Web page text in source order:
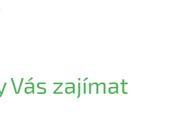
Vás zajímat